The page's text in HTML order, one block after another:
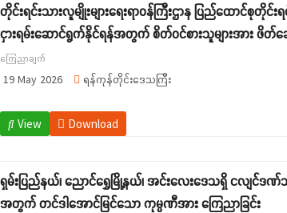
တိုင်းရင်းသားလူမျိုးများရေးရာဝန်ကြီးဌာန ပြည်ထောင်စု
ငှားရမ်းဆောင်ရွက်နိုင်ရန်အတွက် စိတ်ဝင်စားသူများအား ဖိတ်ခ
ကြေညာချက်
19 May 2026 ရန်ကုန်တိုင်းဒေသကြီး
View Download
ရှမ်းပြည်နယ်၊ ညောင်ရွှေမြို့နယ်၊ အင်းလေးဒေသရှိ ငလျင်ဒ
အတွက် တင်ဒါအောင်မြင်သော ကုမ္ပဏီအား ကြေညာခြင်း